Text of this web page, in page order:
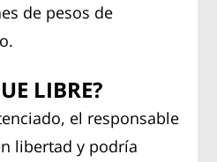
de pesos de
LIBRE?
el responsable
libertad y podría